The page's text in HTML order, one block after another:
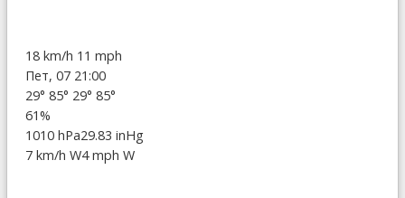
18 km/h 11 mph
Пет, 07 21:00
29° 85° 29° 85°
61%
1010 hPa29.83 inHg
7 km/h W4 mph W